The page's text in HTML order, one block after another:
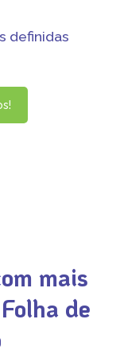
definidas
mais
de